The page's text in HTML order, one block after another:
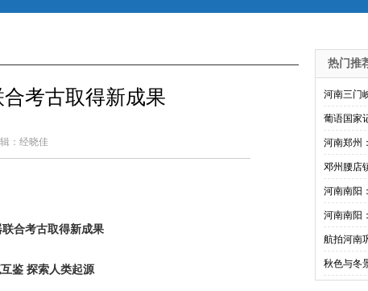
考古取得新成果
：经晓佳
合考古取得新成果
鉴 探索人类起源
热门推
河南三门
葡语国家
河南郑州
邓州腰店
河南南阳
河南南阳
航拍河南
秋色与冬